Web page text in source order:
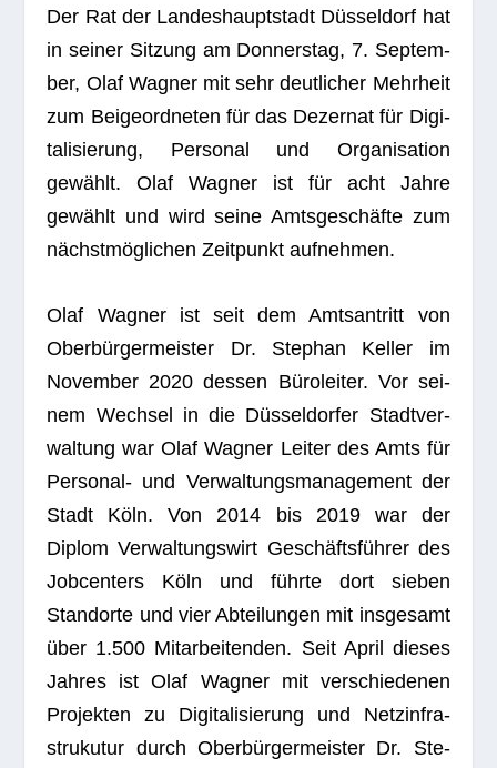
Der Rat der Lan­des­haupt­stadt Düs­sel­dorf hat
in sei­ner Sit­zung am Don­ners­tag, 7. Sep­tem­
ber, Olaf Wag­ner mit sehr deut­li­cher Mehr­heit
zum Bei­geord­ne­ten für das Dezer­nat für Digi­
ta­li­sie­rung, Per­so­nal und Orga­ni­sa­tion
gewählt. Olaf Wag­ner ist für acht Jahre
gewählt und wird seine Amts­ge­schäfte zum
nächst­mög­li­chen Zeit­punkt aufnehmen.
Olaf Wag­ner ist seit dem Amts­an­tritt von
Ober­bür­ger­meis­ter Dr. Ste­phan Kel­ler im
Novem­ber 2020 des­sen Büro­lei­ter. Vor sei­
nem Wech­sel in die Düs­sel­dor­fer Stadt­ver­
wal­tung war Olaf Wag­ner Lei­ter des Amts für
Per­so­nal- und Ver­wal­tungs­ma­nage­ment der
Stadt Köln. Von 2014 bis 2019 war der
Diplom Ver­wal­tungs­wirt Geschäfts­füh­rer des
Job­cen­ters Köln und führte dort sie­ben
Stand­orte und vier Abtei­lun­gen mit ins­ge­samt
über 1.500 Mit­ar­bei­ten­den. Seit April die­ses
Jah­res ist Olaf Wag­ner mit ver­schie­de­nen
Pro­jek­ten zu Digi­ta­li­sie­rung und Netz­in­fra­
stru­ku­tur durch Ober­bür­ger­meis­ter Dr. Ste­